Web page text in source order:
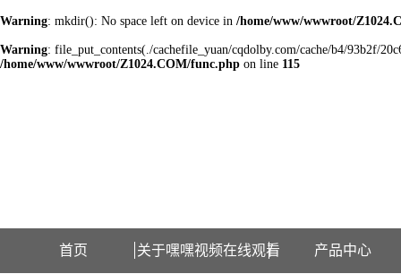
Warning: mkdir(): No space left on device in /home/www/wwwroot/
Warning: file_put_contents(./cachefile_yuan/cqdolby.com/cache/b4/93b2f/
/home/www/wwwroot/Z1024.COM/func.php on line 115
首页 关于嘿嘿视频在线观看 产品中心